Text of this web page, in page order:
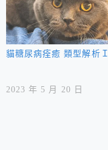
貓糖尿病痊癒 類型解析Ｉ
2023 年 5 月 20 日